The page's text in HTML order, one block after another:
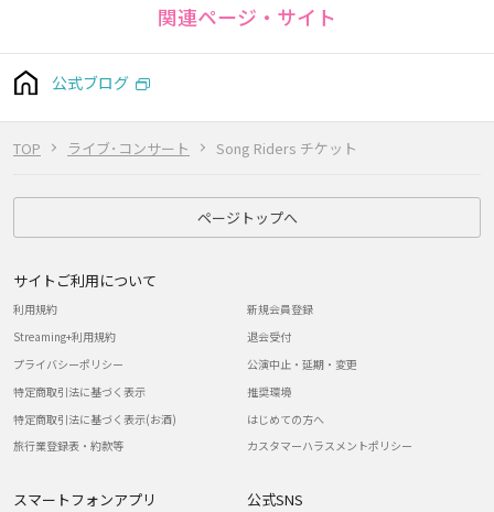
TOP ライブ･コンサート Song Riders チケット
関連ページ・サイト
公式ブログ
ページトップへ
サイトご利用について
利用規約
Streaming+利用規約
プライバシーポリシー
特定商取引法に基づく表示
特定商取引法に基づく表示(お酒)
旅行業登録表・約款等
新規会員登録
退会受付
公演中止・延期・変更
推奨環境
はじめての方へ
カスタマーハラスメントポリシー
スマートフォンアプリ 公式SNS